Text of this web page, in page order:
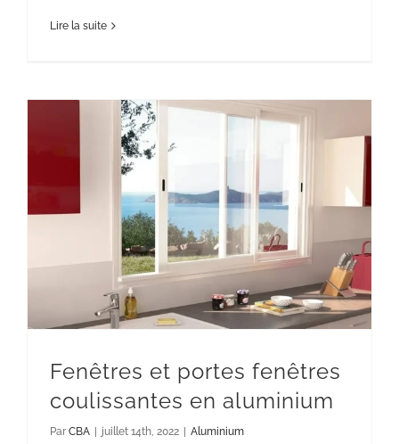
Lire la suite
Fenêtres et portes fenêtres
coulissantes en aluminium
Aluminium
Fenêtres et portes fenêtres
coulissantes en aluminium
Par CBA juillet 14th, 2022 Aluminium